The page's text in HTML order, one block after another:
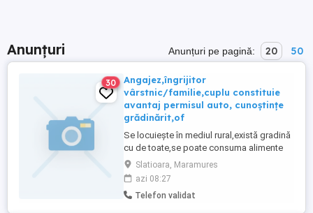
Anunțuri Anunțuri pe pagină: 20 50
30
Angajez,îngrijitor
vârstnic/familie,cuplu constituie
avantaj permisul auto, cunoștințe
grădinărit,of
Se locuiește în mediul rural,există gradină
cu de toate,se poate consuma alimente
sănătoase ofer/ cer seriozitate maximă
Slatioara, Maramures
azi 08:27
Telefon validat